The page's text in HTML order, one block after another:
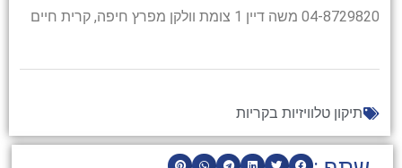
04-8729820 משה דיין 1 צומת וולקן מפרץ חיפה, קרית חיים
תיקון טלוויזיות בקריות